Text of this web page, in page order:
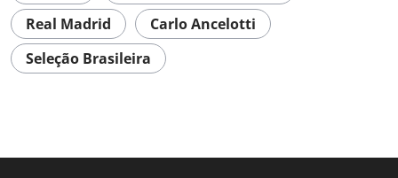
Real Madrid
Carlo Ancelotti
Seleção Brasileira